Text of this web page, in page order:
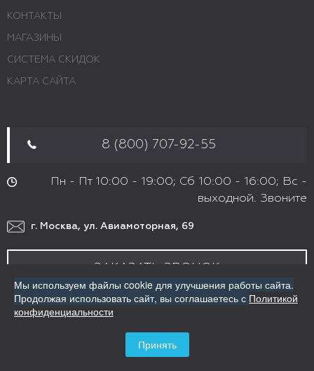
КОНТАКТЫ
МАГАЗИНЫ
СИСТЕМА СКИДОК
КАРТА САЙТА
8 (800) 707-92-55
Пн - Пт 10:00 - 19:00; Сб 10:00 - 16:00; Вс -
выходной. Звоните
г. Москва, ул. Авиамоторная, 69
ЗАКАЗАТЬ ЗВОНОК
mykosm@yandex.ru
client@my-kosm.ru
МЫ В СОЦИАЛЬНЫХ СЕТЯХ:
Мы используем файлы cookie для улучшения работы сайта.
Продолжая использовать сайт, вы соглашаетесь с Политикой
конфиденциальности
Принять